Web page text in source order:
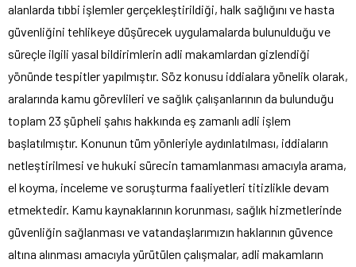
alanlarda tıbbi işlemler gerçekleştirildiği, halk sağlığını ve hasta
güvenliğini tehlikeye düşürecek uygulamalarda bulunulduğu ve
süreçle ilgili yasal bildirimlerin adli makamlardan gizlendiği
yönünde tespitler yapılmıştır. Söz konusu iddialara yönelik olarak,
aralarında kamu görevlileri ve sağlık çalışanlarının da bulunduğu
toplam 23 şüpheli şahıs hakkında eş zamanlı adli işlem
başlatılmıştır. Konunun tüm yönleriyle aydınlatılması, iddiaların
netleştirilmesi ve hukuki sürecin tamamlanması amacıyla arama,
el koyma, inceleme ve soruşturma faaliyetleri titizlikle devam
etmektedir. Kamu kaynaklarının korunması, sağlık hizmetlerinde
güvenliğin sağlanması ve vatandaşlarımızın haklarının güvence
altına alınması amacıyla yürütülen çalışmalar, adli makamların